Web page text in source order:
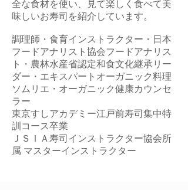
全な食材を使い、見て楽しく食べて美
味しいお寿司を紹介しています。
調理師・食育インストラクター・日本
フードアナリスト協会フードアナリス
ト・農林水産省認定和食文化継承リー
ダー・エキスパートオーガニック料理
ソムリエ・オーガニック健康カウンセ
ラー
​東京すしアカデミー江戸前寿司集中特
訓コース卒業
ＪＳＩＡ寿司インストラクター協会所
属 マスターインストラクター